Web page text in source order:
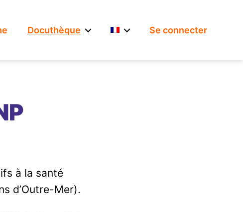
Docuthèque Se connecter
à la santé
d’Outre-Mer).